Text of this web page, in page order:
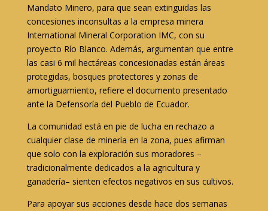
Mandato Minero, para que sean extinguidas las
concesiones inconsultas a la empresa minera
International Mineral Corporation IMC, con su
proyecto Río Blanco. Además, argumentan que entre
las casi 6 mil hectáreas concesionadas están áreas
protegidas, bosques protectores y zonas de
amortiguamiento, refiere el documento presentado
ante la Defensoría del Pueblo de Ecuador.
La comunidad está en pie de lucha en rechazo a
cualquier clase de minería en la zona, pues afirman
que solo con la exploración sus moradores –
tradicionalmente dedicados a la agricultura y
ganadería– sienten efectos negativos en sus cultivos.
Para apoyar sus acciones desde hace dos semanas